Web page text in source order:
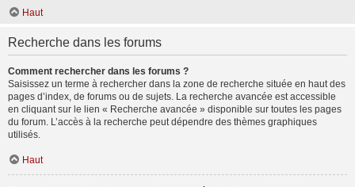
Haut
Recherche dans les forums
Comment rechercher dans les forums ?
Saisissez un terme à rechercher dans la zone de recherche située en haut des
pages d’index, de forums ou de sujets. La recherche avancée est accessible
en cliquant sur le lien « Recherche avancée » disponible sur toutes les pages
du forum. L’accès à la recherche peut dépendre des thèmes graphiques
utilisés.
Haut